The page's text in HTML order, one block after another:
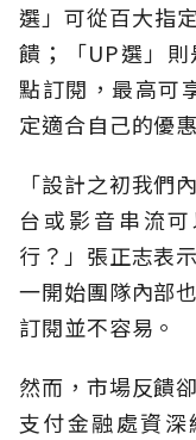
選」可從百大指
饋；「UP選」
點訂閱，最高可
定適合自己的優
「設計之初我們
台或影音串流
行？」張正志表
一開始團隊內部
訂閱並不容易。
然而，市場反饋
支付金融處資